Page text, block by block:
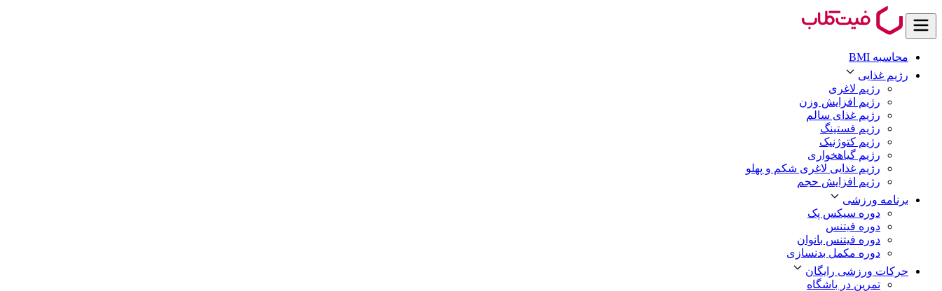
محاسبه BMI
رژیم غذایی
رژیم لاغری
رژیم افزایش وزن
رژیم غذای سالم
رژیم فستینگ
رژیم کتوژنیک
رژیم گیاهخواری
رژیم غذایی لاغری شکم و پهلو
رژیم افزایش حجم
برنامه ورزشی
دوره سیکس پک
دوره فیتنس
دوره فیتنس بانوان
دوره مکمل بدنسازی
حرکات ورزشی رایگان
تمرین در باشگاه